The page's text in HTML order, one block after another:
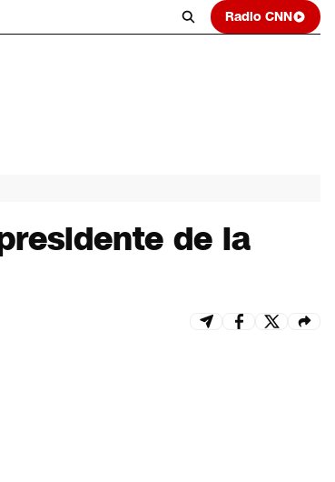
Radio CNN
de la